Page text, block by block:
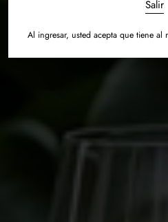
Salir
Al ingresar, usted acepta que tiene al